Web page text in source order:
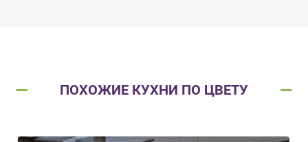
ПОХОЖИЕ КУХНИ ПО ЦВЕТУ